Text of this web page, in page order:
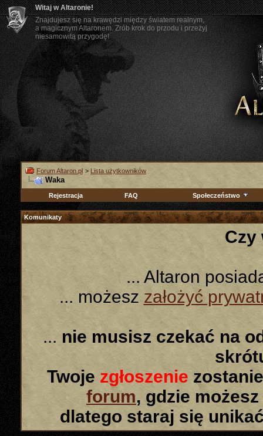
Witaj w Altaronie!
Znajdujesz się na krawędzi między światem realnym,
a magicznym Altaronem. Zrób krok do przodu i przeżyj
niesamowitą przygodę!
Forum Altaron.pl > Lista użytkowników
Waka
Rejestracja FAQ Społeczeństwo
Komunikaty
Czy
... Altaron
... możeszzałożyć
... nie musisz czekać na
Twoje zgłoszenie
forum, gdzie
dlatego staraj się